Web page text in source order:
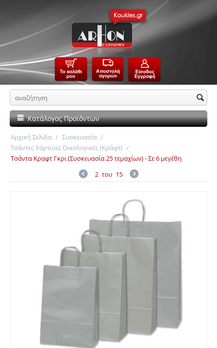
Κατάλογος Προϊόντων
Αρχική Σελίδα / Συσκευασία /
Τσάντες Χάρτινες Οικολογικές (Κράφτ) /
Τσάντα Κραφτ Γκρι (Συσκευασία 25 τεμαχίων) - Σε 6 μεγέθη
2 του 15